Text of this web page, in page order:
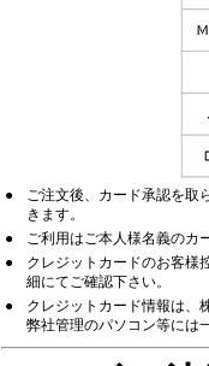
●
ご注文後、カード承認を取
きます。
●
ご利用はご本人様名義のカ
●
クレジットカードのお客様
細にてご確認下さい。
●
クレジットカード情報は、
弊社管理のパソコン等には